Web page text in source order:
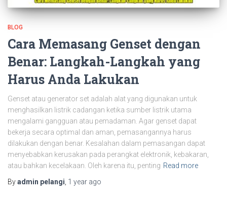
BLOG
Cara Memasang Genset dengan
Benar: Langkah-Langkah yang
Harus Anda Lakukan
Genset atau generator set adalah alat yang digunakan untuk
menghasilkan listrik cadangan ketika sumber listrik utama
mengalami gangguan atau pemadaman. Agar genset dapat
bekerja secara optimal dan aman, pemasangannya harus
dilakukan dengan benar. Kesalahan dalam pemasangan dapat
menyebabkan kerusakan pada perangkat elektronik, kebakaran,
atau bahkan kecelakaan. Oleh karena itu, penting Read more
Byadmin pelangi 1 year ago